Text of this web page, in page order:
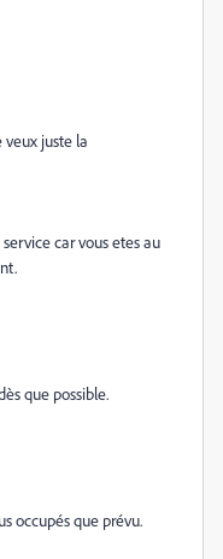
juste la
car vous etes au
que possible.
occupés que prévu.